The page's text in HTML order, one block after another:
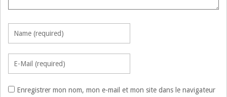
Enregistrer mon nom, mon e-mail et mon site dans le navigateur